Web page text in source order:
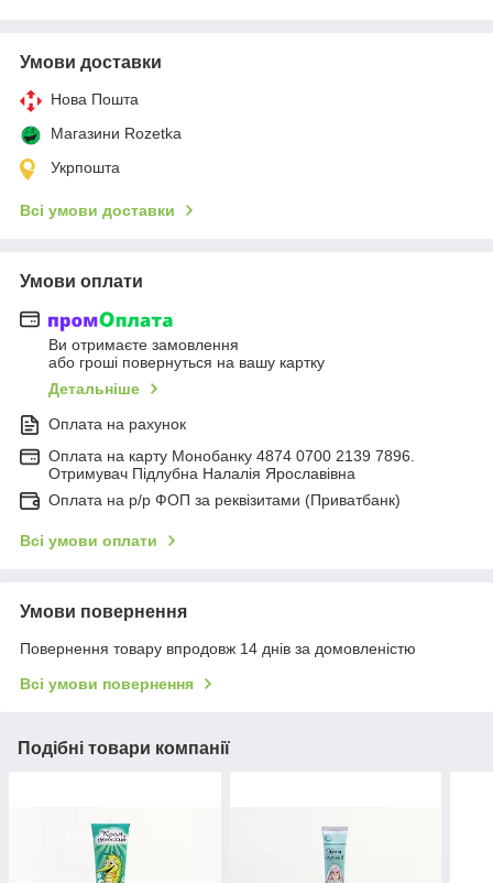
Умови доставки
Нова Пошта
Магазини Rozetka
Укрпошта
Всі умови доставки
Умови оплати
Ви отримаєте замовлення
або гроші повернуться на вашу картку
Детальніше
Оплата на рахунок
Оплата на карту Монобанку 4874 0700 2139 7896.
Отримувач Підлубна Налалія Ярославівна
Оплата на р/р ФОП за реквізитами (Приватбанк)
Всі умови оплати
Умови повернення
Повернення товару впродовж 14 днів за домовленістю
Всі умови повернення
Подібні товари компанії